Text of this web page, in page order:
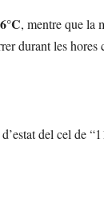
, mentre que la
durant les
del cel de